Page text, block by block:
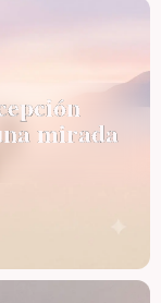
mirada